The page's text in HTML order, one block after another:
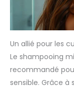
Un allié pour les
Le shampooing
recommandé
sensible. Grâce à